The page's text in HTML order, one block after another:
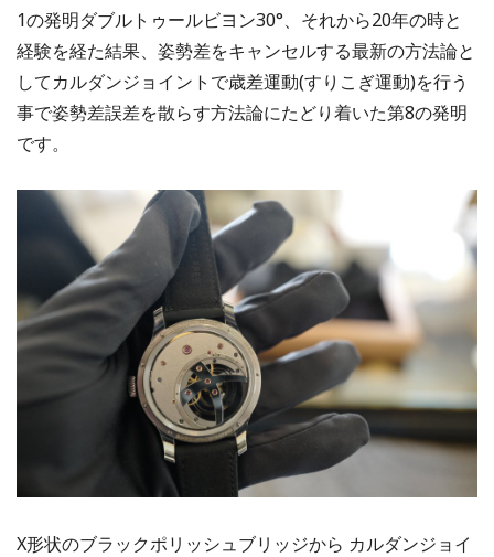
1の発明ダブルトゥールビヨン30°、それから20年の時と
経験を経た結果、姿勢差をキャンセルする最新の方法論と
してカルダンジョイントで歳差運動(すりこぎ運動)を行う
事で姿勢差誤差を散らす方法論にたどり着いた第8の発明
です。
X形状のブラックポリッシュブリッジから カルダンジョイ